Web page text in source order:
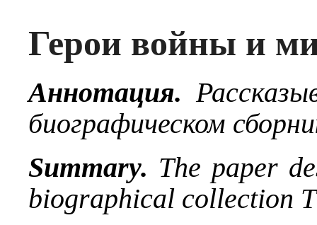
Герои войны и
Аннотация.
биографическом
Summary. The paper
biographical collection